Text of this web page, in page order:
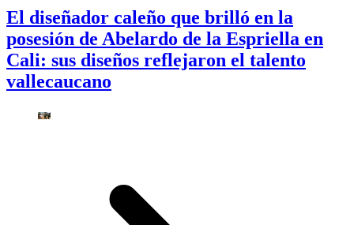
El diseñador caleño que brilló en la
posesión de Abelardo de la Espriella en
Cali: sus diseños reflejaron el talento
vallecaucano